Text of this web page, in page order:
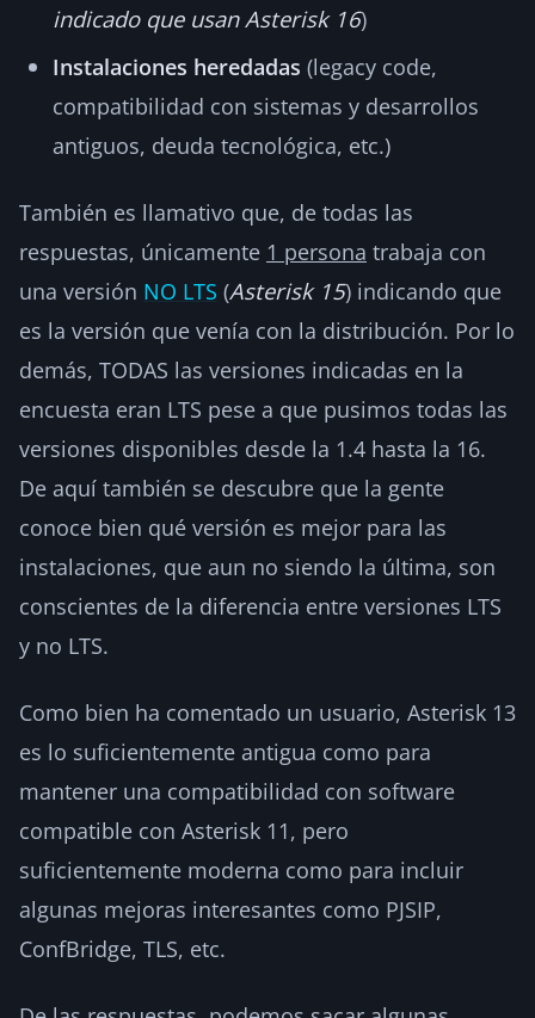
indicado que usan Asterisk 16)
Instalaciones heredadas (legacy code,
compatibilidad con sistemas y desarrollos
antiguos, deuda tecnológica, etc.)
También es llamativo que, de todas las
respuestas, únicamente 1 persona trabaja con
una versión NO LTS (Asterisk 15) indicando que
es la versión que venía con la distribución. Por lo
demás, TODAS las versiones indicadas en la
encuesta eran LTS pese a que pusimos todas las
versiones disponibles desde la 1.4 hasta la 16.
De aquí también se descubre que la gente
conoce bien qué versión es mejor para las
instalaciones, que aun no siendo la última, son
conscientes de la diferencia entre versiones LTS
y no LTS.
Como bien ha comentado un usuario, Asterisk 13
es lo suficientemente antigua como para
mantener una compatibilidad con software
compatible con Asterisk 11, pero
suficientemente moderna como para incluir
algunas mejoras interesantes como PJSIP,
ConfBridge, TLS, etc.